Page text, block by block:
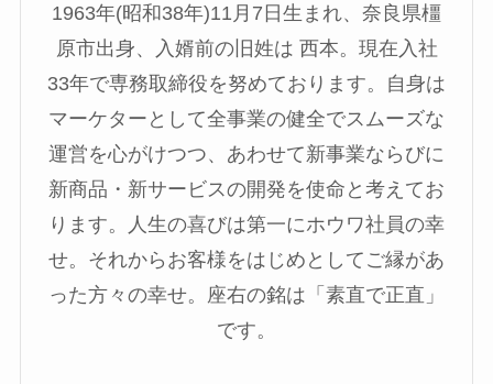
1963年(昭和38年)11月7日生まれ、奈良県橿
原市出身、入婿前の旧姓は 西本。現在入社
33年で専務取締役を努めております。自身は
マーケターとして全事業の健全でスムーズな
運営を心がけつつ、あわせて新事業ならびに
新商品・新サービスの開発を使命と考えてお
ります。人生の喜びは第一にホウワ社員の幸
せ。それからお客様をはじめとしてご縁があ
った方々の幸せ。座右の銘は「素直で正直」
です。